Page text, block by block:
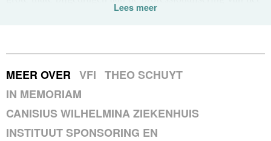
vak van fondsenwerving door o.a. de oprichting van het
bevlogen man met wie ik op plezierige wijze, lang
samenwerkte.'
Lees meer
MEER OVER VFI THEO SCHUYT
IN MEMORIAM
CANISIUS WILHELMINA ZIEKENHUIS
INSTITUUT SPONSORING EN